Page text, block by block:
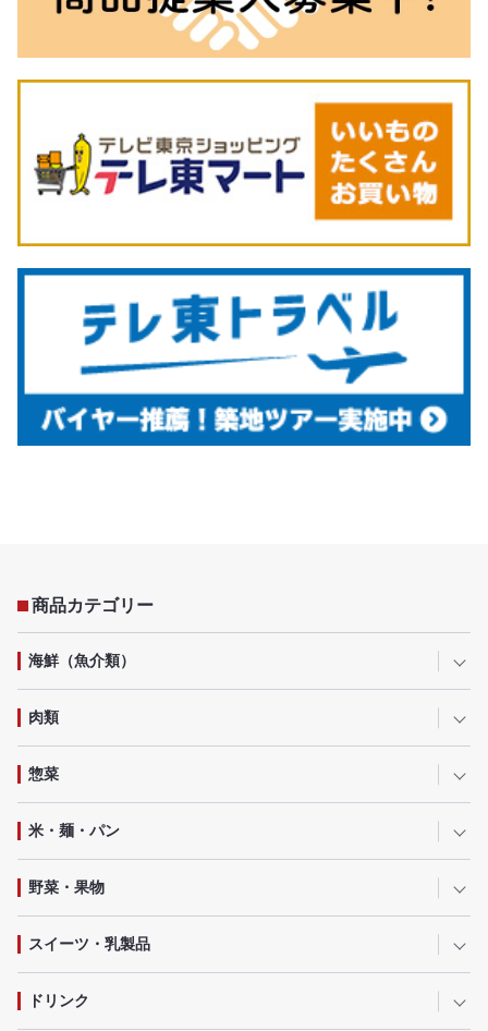
商品カテゴリー
海鮮（魚介類）
肉類
惣菜
米・麺・パン
野菜・果物
スイーツ・乳製品
ドリンク